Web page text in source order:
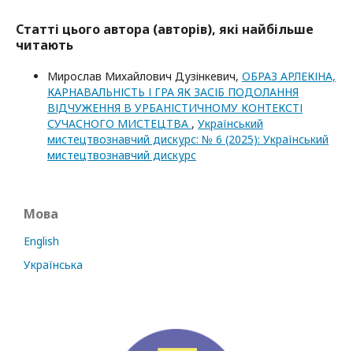
Статті цього автора (авторів), які найбільше
читають
Мирослав Михайлович Дузінкевич, ОБРАЗ АРЛЕКІНА,
КАРНАВАЛЬНІСТЬ І ГРА ЯК ЗАСІБ ПОДОЛАННЯ
ВІДЧУЖЕННЯ В УРБАНІСТИЧНОМУ КОНТЕКСТІ
СУЧАСНОГО МИСТЕЦТВА , Український
мистецтвознавчий дискурс: № 6 (2025): Український
мистецтвознавчий дискурс
Мова
English
Українська